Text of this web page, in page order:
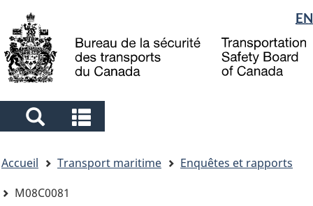
to
main
to
"About
government"
à
la
Sélection
de
la
langue
EN
Search
and
menus
and
menus
êtes
ici
Accueil Transport maritime
Enquêtes et rapports
M08C0081